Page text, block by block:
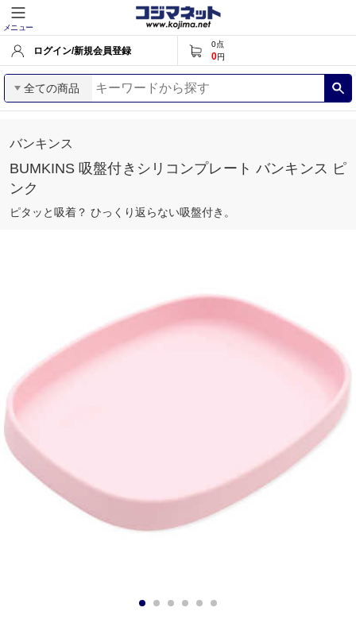
メニュー
ログイン/新規会員登録
0点
0円
全ての商品
バンキンス
BUMKINS 吸盤付きシリコンプレート バンキンス ピ
ンク
ピタッと吸着？ ひっくり返らない吸盤付き。